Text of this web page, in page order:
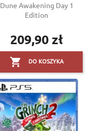
Dune Awakening Day 1
Edition
Cena
209,90 zł
 DO KOSZYKA